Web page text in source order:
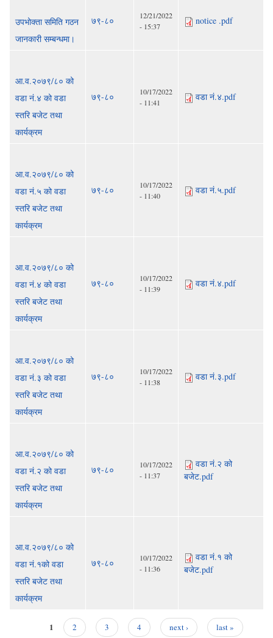
उपभोक्ता समिति गठन
जानकारी सम्बन्धमा।
७९-८०
12/21/2022
- 15:37
notice .pdf
आ.व.२०७९/८० को
वडा नं.४ को वडा
स्तरि बजेट तथा
कार्यक्रम
७९-८०
10/17/2022
- 11:41
वडा नं.४.pdf
आ.व.२०७९/८० को
वडा नं.५ को वडा
स्तरि बजेट तथा
कार्यक्रम
७९-८०
10/17/2022
- 11:40
वडा नं.५.pdf
आ.व.२०७९/८० को
वडा नं.४ को वडा
स्तरि बजेट तथा
कार्यक्रम
७९-८०
10/17/2022
- 11:39
वडा नं.४.pdf
आ.व.२०७९/८० को
वडा नं.३ को वडा
स्तरि बजेट तथा
कार्यक्रम
७९-८०
10/17/2022
- 11:38
वडा नं.३.pdf
आ.व.२०७९/८० को
वडा नं.२ को वडा
स्तरि बजेट तथा
कार्यक्रम
७९-८०
10/17/2022
- 11:37
वडा नं.२ को
बजेट.pdf
आ.व.२०७९/८० को
वडा नं.१को वडा
स्तरि बजेट तथा
कार्यक्रम
७९-८०
10/17/2022
- 11:36
वडा नं.१ को
बजेट.pdf
1 2 3 4 next › last »